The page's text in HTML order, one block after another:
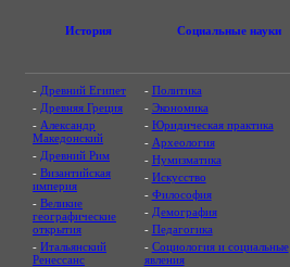
История Социальные науки
- Древний Египет
- Древняя Греция
- Александр
Македонский
- Древний Рим
- Византийская
империя
- Великие
географические
открытия
- Итальянский
Ренессанс
- Политика
- Экономика
- Юридическая практика
- Археология
- Нумизматика
- Искусство
- Философия
- Демография
- Педагогика
- Социология и социальные
явления